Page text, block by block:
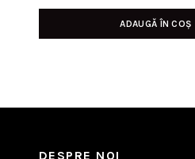
inițial
a
ADAUGĂ ÎN COȘ
DESPRE NOI